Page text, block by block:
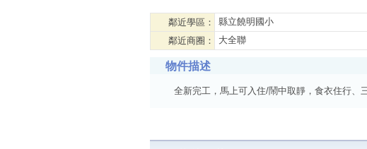
鄰近學區： 縣立饒明國小
鄰近商圈：
大全聯
物件描述
全新完工，馬上可入住/鬧中取靜，食衣住行、